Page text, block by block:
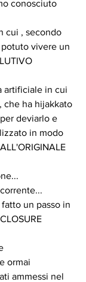
conosciuto
cui , secondo
vivere un
artificiale in cui
che ha hijakkato
deviarlo e
in modo
un passo in
ormai
ammessi nel